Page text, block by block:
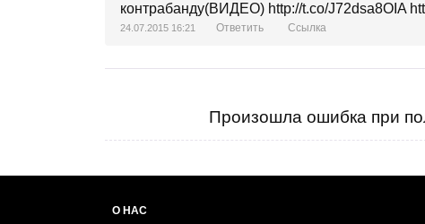
контрабанду(ВИДЕО) http://t.co/J72dsa8OIA
24.07.2015 16:21 Ответить Ссылка
Произошла ошибка при
О НАС